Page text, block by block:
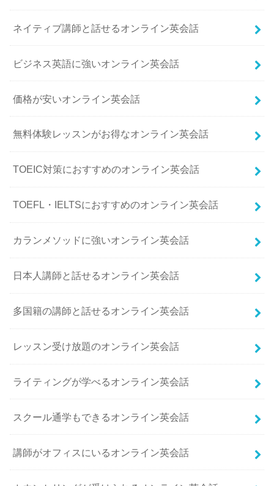
ネイティブ講師と話せるオンライン英会話
ビジネス英語に強いオンライン英会話
価格が安いオンライン英会話
無料体験レッスンがお得なオンライン英会話
TOEIC対策におすすめのオンライン英会話
TOEFL・IELTSにおすすめのオンライン英会話
カランメソッドに強いオンライン英会話
日本人講師と話せるオンライン英会話
多国籍の講師と話せるオンライン英会話
レッスン受け放題のオンライン英会話
ライティングが学べるオンライン英会話
スクール通学もできるオンライン英会話
講師がオフィスにいるオンライン英会話